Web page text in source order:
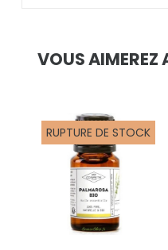
VOUS AIMEREZ
RUPTURE DE STOCK